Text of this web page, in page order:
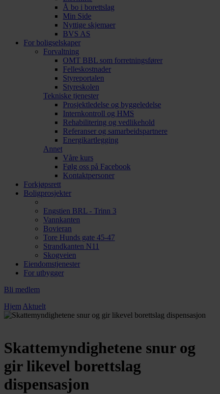
Å bo i borettslag
Min Side
Nyttige skjemaer
BVS AS
For boligselskaper
Forvaltning
OMT BBL som forretningsfører
Felleskostnader
Styreportalen
Styreskolen
Tekniske tjenester
Prosjektledelse og byggeledelse
Internkontroll og HMS
Rehabilitering og vedlikehold
Referanser og samarbeidspartnere
Energikartlegging
Annet
Våre kurs
Følg oss på Facebook
Kontaktpersoner
Forkjøpsrett
Boligprosjekter
Engstien BRL - Trinn 3
Vannkanten
Bovieran
Tore Hunds gate 45-47
Strandkanten N11
Skogveien
Eiendomstjenester
For utbygger
Bli medlem
Hjem Aktuelt
Skattemyndighetene snur og
gir likevel borettslag
dispensasjon